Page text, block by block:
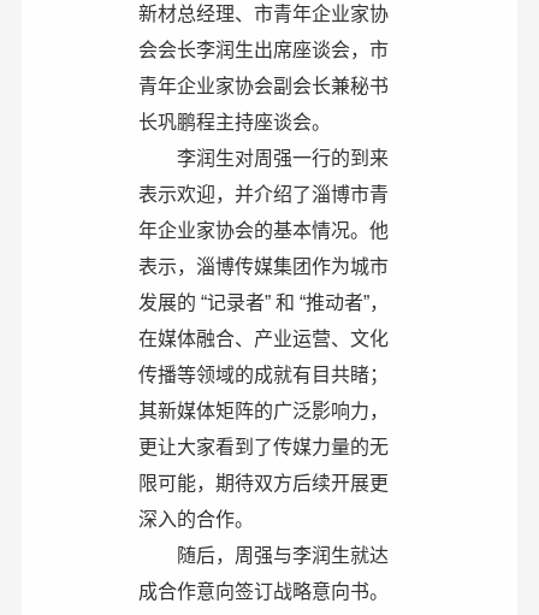
新材总经理、市青年企业家协
会会长李润生出席座谈会，市
青年企业家协会副会长兼秘书
长巩鹏程主持座谈会。
李润生对周强一行的到来
表示欢迎，并介绍了淄博市青
年企业家协会的基本情况。他
表示，淄博传媒集团作为城市
发展的 “记录者” 和 “推动者”，
在媒体融合、产业运营、文化
传播等领域的成就有目共睹；
其新媒体矩阵的广泛影响力，
更让大家看到了传媒力量的无
限可能，期待双方后续开展更
深入的合作。
随后，周强与李润生就达
成合作意向签订战略意向书。